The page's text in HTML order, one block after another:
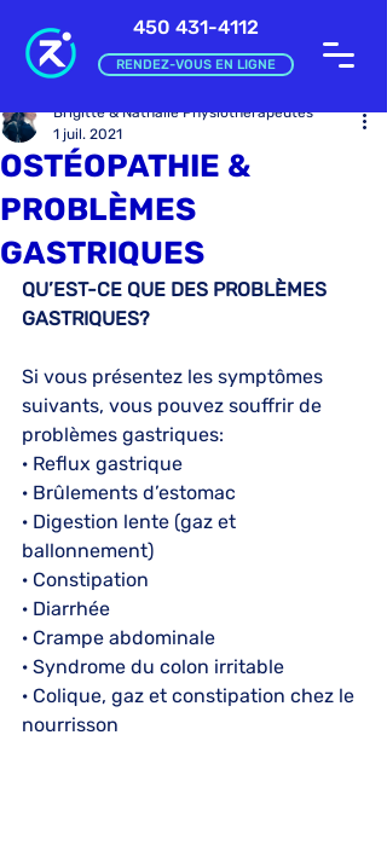
450 431-4112
RENDEZ-VOUS EN LIGNE
OSTÉOPATHIE &
PROBLÈMES
GASTRIQUES
Brigitte & Nathalie Physiothérapeutes
1 juil. 2021
QU’EST-CE QUE DES PROBLÈMES
GASTRIQUES?
Si vous présentez les symptômes
suivants, vous pouvez souffrir de
problèmes gastriques:
· Reflux gastrique
· Brûlements d’estomac
· Digestion lente (gaz et
ballonnement)
· Constipation
· Diarrhée
· Crampe abdominale
· Syndrome du colon irritable
· Colique, gaz et constipation chez le
nourrisson